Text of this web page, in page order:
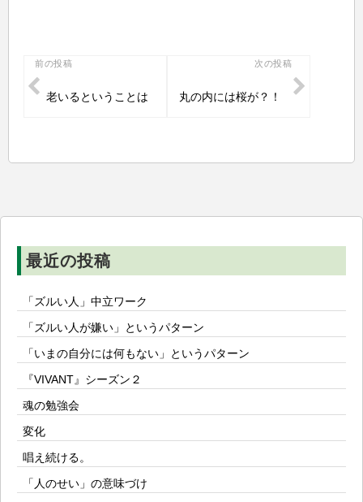
投
稿
ン
前の投稿
老いるということは
次の投稿
丸の内には桜が？！
最近の投稿
「ズルい人」中立ワーク
「ズルい人が嫌い」というパターン
「いまの自分には何もない」というパターン
『VIVANT』シーズン２
魂の勉強会
変化
唱え続ける。
「人のせい」の意味づけ